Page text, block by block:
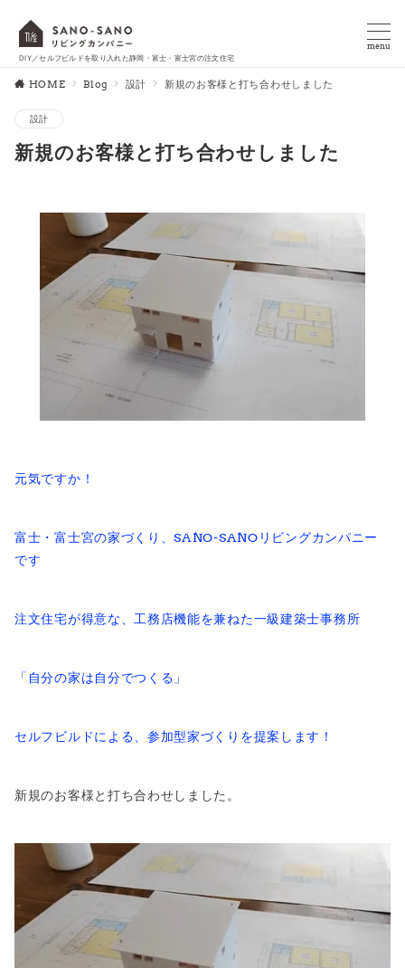
menu
DIY／セルフビルドを取り入れた静岡・富士・富士宮の注文住宅
HOME Blog 設計 新規のお客様と打ち合わせしました
設計
新規のお客様と打ち合わせしました
元気ですか！
富士・富士宮の家づくり、SANO-SANOリビングカンパニー
です
注文住宅が得意な、工務店機能を兼ねた一級建築士事務所
「自分の家は自分でつくる」
セルフビルドによる、参加型家づくりを提案します！
新規のお客様と打ち合わせしました。